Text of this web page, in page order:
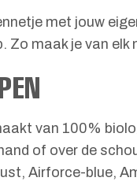
met jouw
maak je van elk
van 100%
of over de
Airforce-blue,